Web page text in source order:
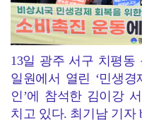
13일 광주 서구 치평동
일원에서 열린 ‘민생
인’에 참석한 김이강
치고 있다. 최기남 기자